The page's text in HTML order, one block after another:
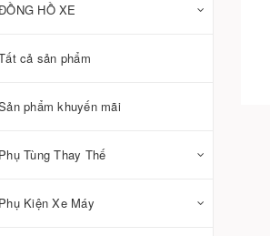
HỒ XE
cả sản phẩm
phẩm khuyến mãi
Phụ Tùng Thay Thế
Phụ Kiện Xe Máy